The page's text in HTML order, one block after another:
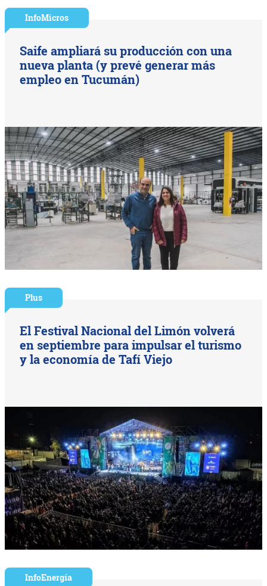
InfoMicros
Saife ampliará su producción con una
nueva planta (y prevé generar más
empleo en Tucumán)
Plus
El Festival Nacional del Limón volverá
en septiembre para impulsar el turismo
y la economía de Tafí Viejo
InfoEnergía